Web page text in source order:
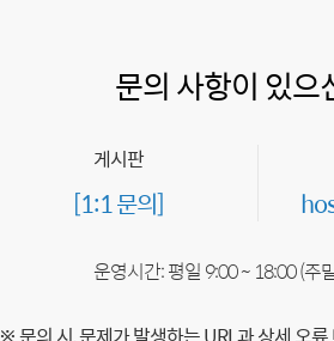
문의 사항이 있으
게시판
[1:1 문의]
운영시간: 평일 9:00 ~ 18:00 (주